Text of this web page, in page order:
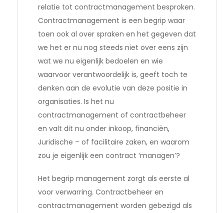
relatie tot contractmanagement besproken.
Contractmanagement is een begrip waar
toen ook al over spraken en het gegeven dat
we het er nu nog steeds niet over eens zijn
wat we nu eigenlijk bedoelen en wie
waarvoor verantwoordelijk is, geeft toch te
denken aan de evolutie van deze positie in
organisaties. Is het nu
contractmanagement of contractbeheer
en valt dit nu onder inkoop, financiën,
Juridische – of facilitaire zaken, en waarom
zou je eigenlijk een contract ‘managen’?
Het begrip management zorgt als eerste al
voor verwarring. Contractbeheer en
contractmanagement worden gebezigd als